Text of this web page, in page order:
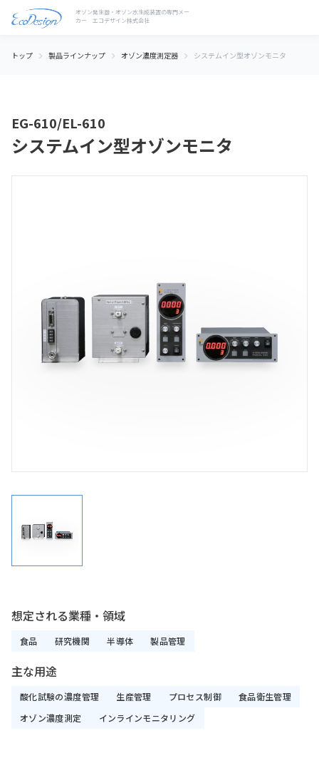
トップ 製品ラインナップ オゾン濃度測定器 システムイン型オゾンモニタ
EG-610/EL-610
システムイン型オゾンモニタ
想定される業種・領域
食品 研究機関 半導体 製品管理
主な用途
酸化試験の濃度管理 生産管理 プロセス制御
食品衛生管理
オゾン濃度測定
インラインモニタリング